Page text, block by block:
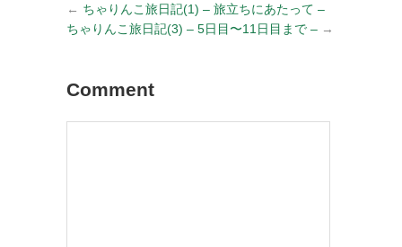
← ちゃりんこ旅日記(1) – 旅立ちにあたって –
ちゃりんこ旅日記(3) – 5日目〜11日目まで – →
Comment